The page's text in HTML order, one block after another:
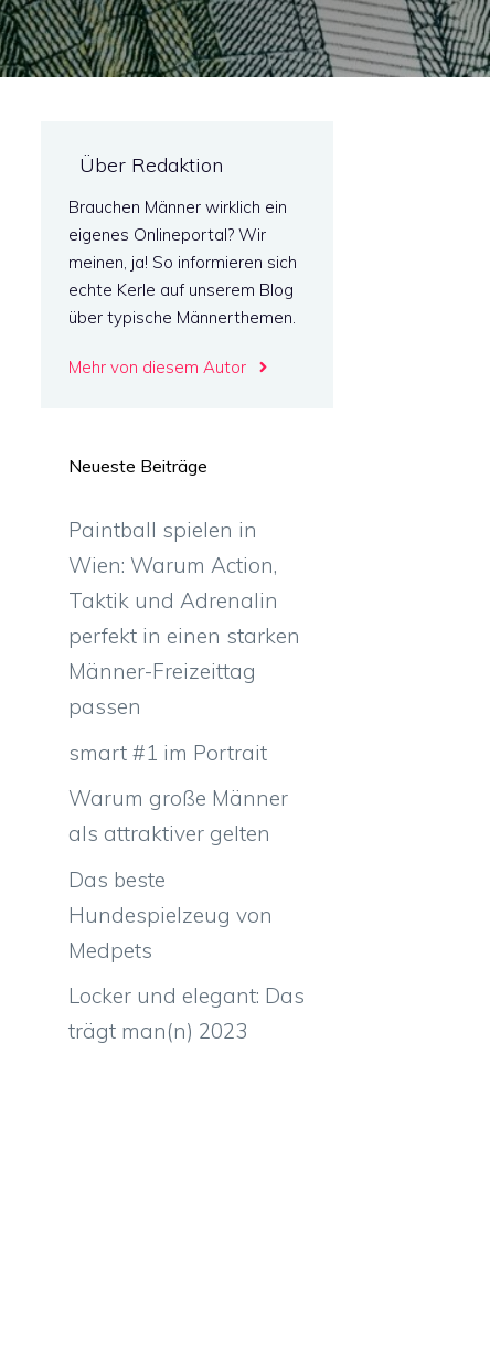
Über Redaktion
Brauchen Männer wirklich ein
eigenes Onlineportal? Wir
meinen, ja! So informieren sich
echte Kerle auf unserem Blog
über typische Männerthemen.
Mehr von diesem Autor
Neueste Beiträge
Paintball spielen in
Wien: Warum Action,
Taktik und Adrenalin
perfekt in einen starken
Männer-Freizeittag
passen
smart #1 im Portrait
Warum große Männer
als attraktiver gelten
Das beste
Hundespielzeug von
Medpets
Locker und elegant: Das
trägt man(n) 2023